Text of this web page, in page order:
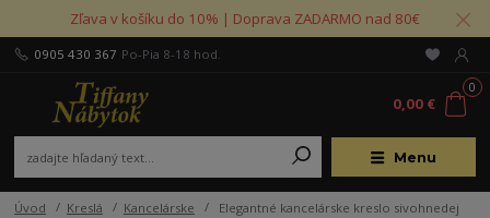
Zľava v košíku do 10% | Doprava ZADARMO nad 80€
Menu
0905 430 367 Po-Pia 8-18 hod.
0
0,00 €
Úvod Kreslá Kancelárske
Elegantné kancelárske kreslo sivohnedej